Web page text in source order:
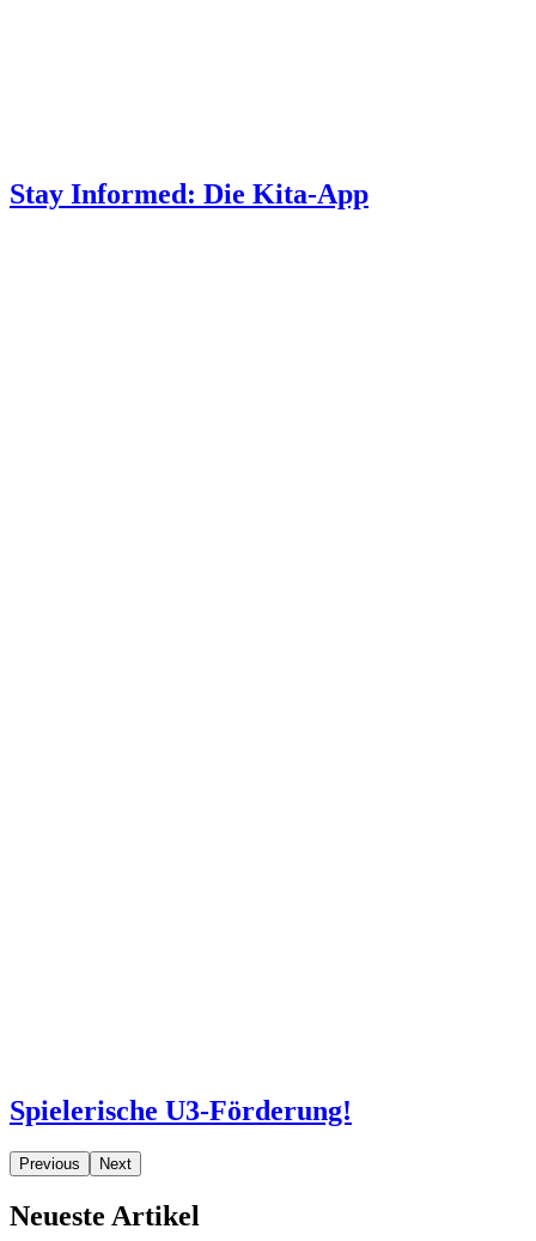
Stay Informed: Die Kita-App
Spielerische U3-Förderung!
Previous Next
Neueste Artikel